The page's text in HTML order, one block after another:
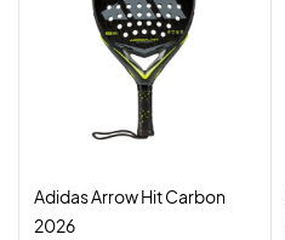
Adidas Arrow Hit Carbon
2026